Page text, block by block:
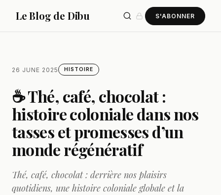
Le Blog de Dibu S'ABONNER
26 JUNE 2025 HISTOIRE
☕ Thé, café, chocolat :
histoire coloniale dans nos
tasses et promesses d’un
monde régénératif
Thé, café, chocolat : derrière nos plaisirs
quotidiens, une histoire coloniale globale et la